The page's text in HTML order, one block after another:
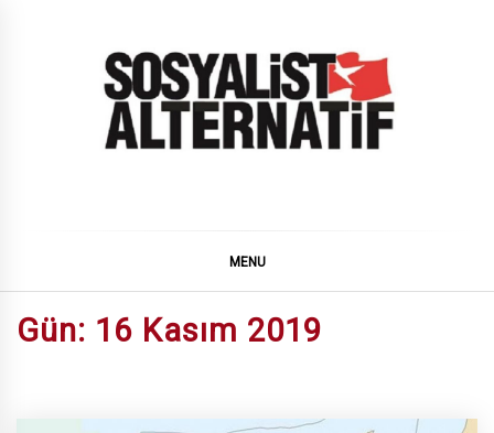
MENU
Gün: 16 Kasım 2019